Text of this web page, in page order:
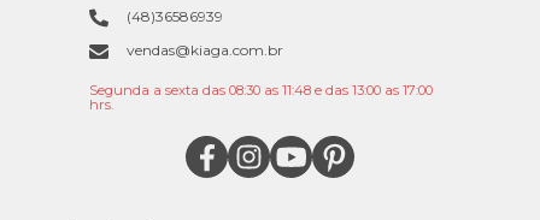
(48)36586939
vendas@kiaga.com.br
Segunda a sexta das 08:30 as 11:48 e das 13:00 as 17:00
hrs.